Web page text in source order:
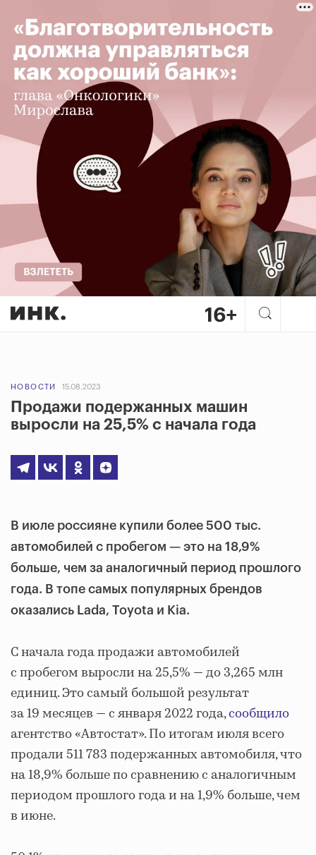
НОВОСТИ 15.08.2023
Продажи подержанных машин
выросли на 25,5% с начала года
В июле россияне купили более 500 тыс.
автомобилей с пробегом — это на 18,9%
больше, чем за аналогичный период прошлого
года. В топе самых популярных брендов
оказались Lada, Toyota и Kia.
С начала года продажи автомобилей
с пробегом выросли на 25,5% — до 3,265 млн
единиц. Это самый большой результат
за 19 месяцев — с января 2022 года,сообщило
агентство «Автостат». По итогам июля всего
продали 511 783 подержанных автомобиля, что
на 18,9% больше по сравнению с аналогичным
периодом прошлого года и на 1,9% больше, чем
в июне.